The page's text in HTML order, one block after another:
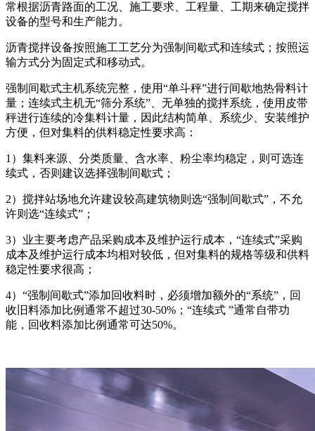
常根据沥青路面的工况、施工要求、工程量、工期来确定搅拌
设备的型号和生产能力。
沥青搅拌设备按照施工工艺分为强制间歇式和连续式；按照运
输方式分为固定式和移动式。
强制间歇式主机系统完整，使用“单斗秤”进行间歇地热骨料计
量；连续式主机无“筛分系统”、无单独的搅拌系统，使用皮带
秤进行连续的冷集料计量，因此结构简单、系统少、安装维护
方便，但对集料的供料稳定性要求高：
1）集料来源、分类质量、含水率、粉尘率均稳定，则可选连
续式，否则建议选择强制间歇式；
2）搅拌站场地允许建设较高建筑物则选“强制间歇式”，不允
许则选“连续式”；
3）业主要考虑产品采购成本及维护运行成本，“连续式”采购
成本及维护运行成本均相对较低，但对集料的规格等级和供料
稳定性要求很高；
4）“强制间歇式”添加回收料时，必须增加额外的“系统”，回
收旧料添加比例通常不超过30-50%；“连续式 ”通常自带功
能，回收料添加比例通常可达50%。